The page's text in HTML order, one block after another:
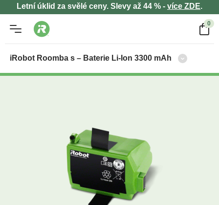
Letní úklid za svělé ceny. Slevy až 44 % - více ZDE.
0
iRobot Roomba s – Baterie Li-Ion 3300 mAh